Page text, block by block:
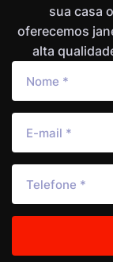
sua casa
oferecemos
alta